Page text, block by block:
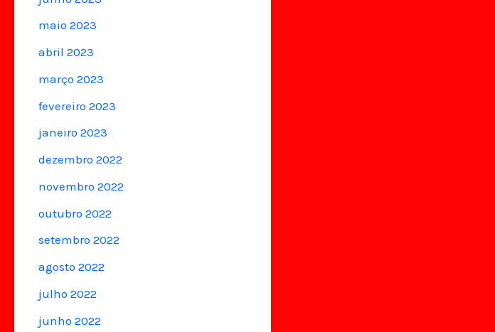
maio 2023
abril 2023
março 2023
fevereiro 2023
janeiro 2023
dezembro 2022
novembro 2022
outubro 2022
setembro 2022
agosto 2022
julho 2022
junho 2022